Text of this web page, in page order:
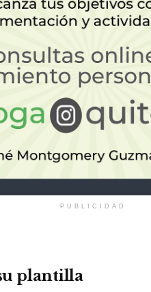
PUBLICIDAD
plantilla